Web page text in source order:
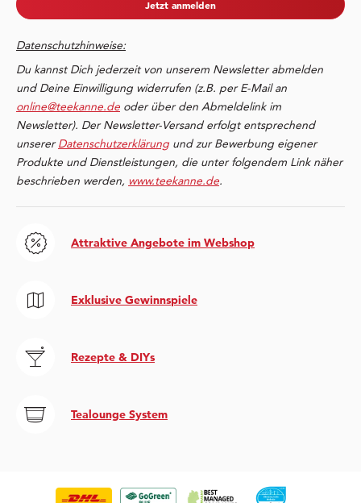
Jetzt anmelden
Datenschutzhinweise:
Du kannst Dich jederzeit von unserem Newsletter abmelden
und Deine Einwilligung widerrufen (z.B. per E-Mail an
online@teekanne.de oder über den Abmeldelink im
Newsletter). Der Newsletter-Versand erfolgt entsprechend
unsererDatenschutzerklärung und zur Bewerbung eigener
Produkte und Dienstleistungen, die unter folgendem Link näher
beschrieben werden, www.teekanne.de.
Attraktive Angebote im Webshop
Exklusive Gewinnspiele
Rezepte & DIYs
Tealounge System